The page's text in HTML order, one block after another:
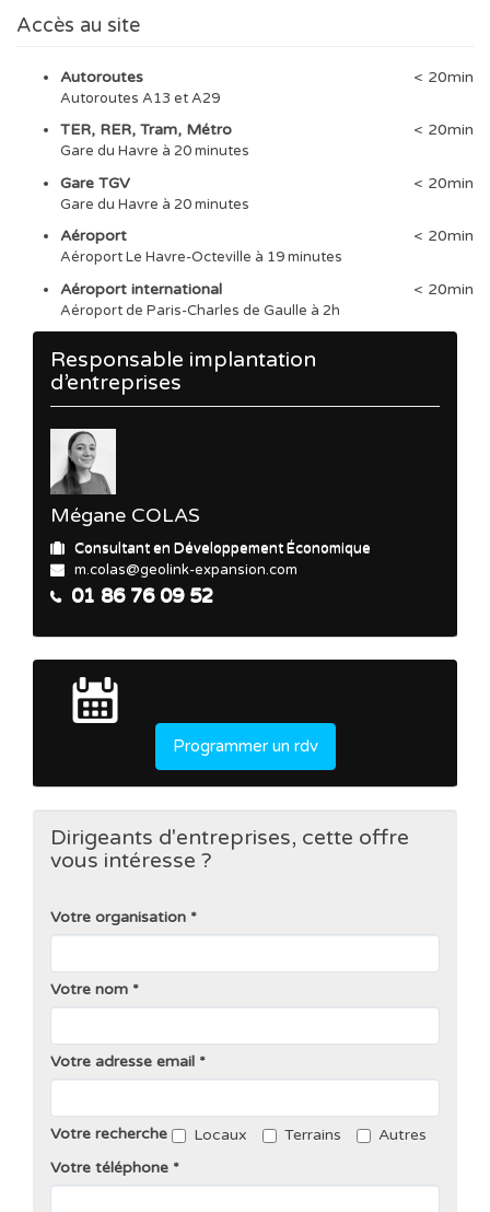
Accès au site
Autoroutes < 20min
Autoroutes A13 et A29
TER, RER, Tram, Métro < 20min
Gare du Havre à 20 minutes
Gare TGV < 20min
Gare du Havre à 20 minutes
Aéroport < 20min
Aéroport Le Havre-Octeville à 19 minutes
Aéroport international < 20min
Aéroport de Paris-Charles de Gaulle à 2h
Responsable implantation
d’entreprises
Mégane COLAS
Consultant en Développement Économique
m.colas@geolink-expansion.com
01 86 76 09 52
Programmer un rdv
Dirigeants d'entreprises, cette offre
vous intéresse ?
Votre organisation
Votre nom
Votre adresse email
Votre recherche Locaux Terrains
Autres
Votre téléphone